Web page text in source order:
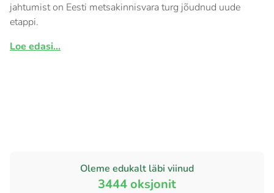
jahtumist on Eesti metsakinnisvara turg jõudnud uude
etappi.
Loe edasi...
Oleme edukalt läbi viinud
3444oksjonit